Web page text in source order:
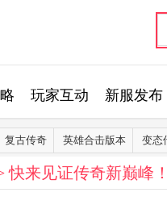
玩家互动 新服发布
复古传奇 英雄合击版本 变态
快来见证传奇新巅峰